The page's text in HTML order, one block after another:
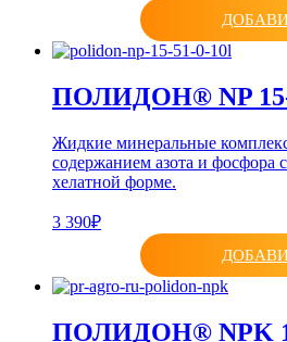
ПОЛИДОН® NP 15-
Жидкие минеральные
содержанием азота и фосфора
хелатной форме.
3 390₽
ПОЛИДОН® NPK